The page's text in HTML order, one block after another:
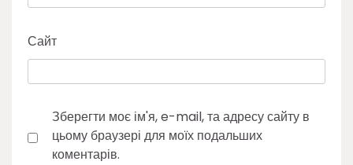
Сайт
Зберегти моє ім'я, e-mail, та адресу сайту в
цьому браузері для моїх подальших
коментарів.